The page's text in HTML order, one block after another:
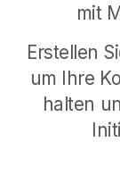
Meine
Der
und
griffbereit
mit
Erstellen
um Ihre
halten